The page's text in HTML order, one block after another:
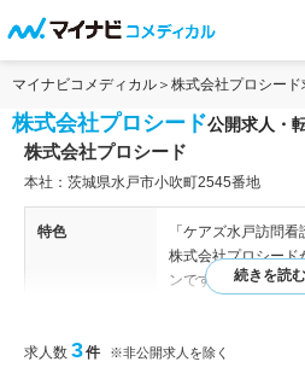
マイナビコメディカル 株式会社プロシード
株式会社プロシード公開求人・
株式会社プロシード
本社：茨城県水戸市小吹町2545番地
特色
「ケアズ水戸訪問
株式会社プロシード
ンです。水戸市、
求人数 3件 ※非公開求人を除く